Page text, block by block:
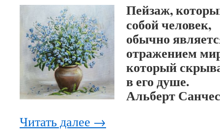
Пейзаж,
собой человек,
обычно
отражением
который
в его душе.
Альберт
Читать далее →